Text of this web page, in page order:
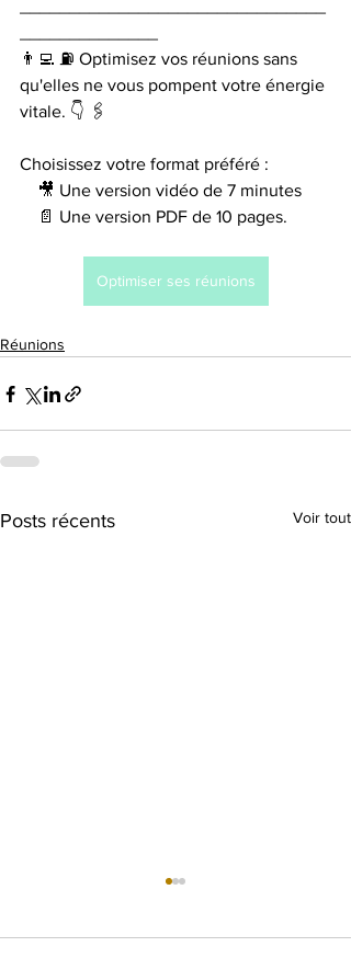
👨‍💻 ⛽ Optimisez vos réunions sans
qu'elles ne vous pompent votre énergie
vitale. 👇 🖇
Choisissez votre format préféré :
    🎥 Une version vidéo de 7 minutes
    📄 Une version PDF de 10 pages.
Optimiser ses réunions
Réunions
Posts récents Voir tout